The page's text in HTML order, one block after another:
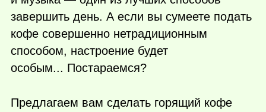
завершить день. А если вы сумеете подать
кофе совершенно нетрадиционным
способом, настроение будет
особым... Постараемся?
Предлагаем вам сделать горящий кофе